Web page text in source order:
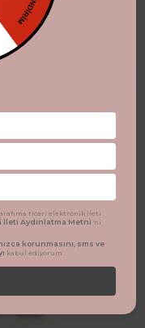
ticari elektronik ileti
Aydınlatma Metni 'ni
korunmasını, sms ve
kabul ediyorum.